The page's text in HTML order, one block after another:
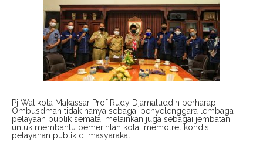
Pj Walikota Makassar Prof Rudy Djamaluddin berharap
Ombusdman tidak hanya sebagai penyelenggara lembaga
pelayaan publik semata, melainkan juga sebagai jembatan
untuk membantu pemerintah kota memotret kondisi
pelayanan publik di masyarakat.